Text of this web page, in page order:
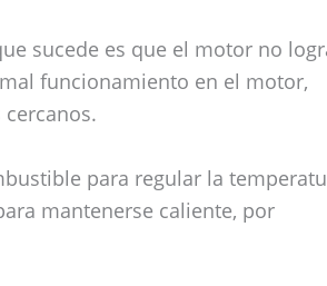
sucede es que el motor no
funcionamiento en el motor,
para regular la
mantenerse caliente, por